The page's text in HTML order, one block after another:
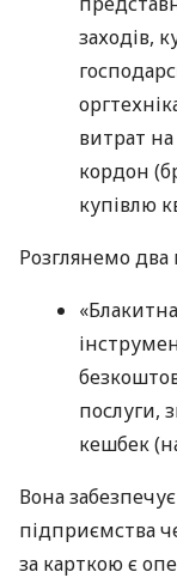
заходів,
витрат
кордон
купівлю
Розглянемо два
послуги,
кешбек
Вона
підприємства
за карткою є